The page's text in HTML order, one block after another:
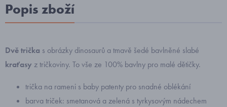
Popis zboží
Dvě trička s obrázky dinosaurů a tmavě šedé bavlněné slabé
kraťasy z tričkoviny. To vše ze 100% bavlny pro malé dětičky.
trička na rameni s baby patenty pro snadné oblékání
barva triček: smetanová a zelená s tyrkysovým nádechem